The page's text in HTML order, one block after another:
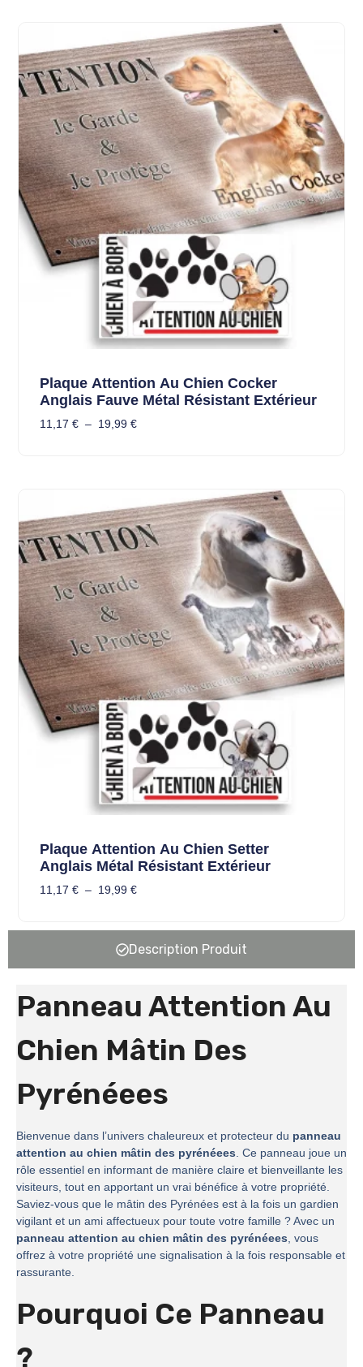
Plaque Attention Au Chien Cocker
Anglais Fauve Métal Résistant Extérieur
11,17 € – 19,99 €
Plaque Attention Au Chien Setter
Anglais Métal Résistant Extérieur
11,17 € – 19,99 €
Description Produit
Panneau Attention Au
Chien Mâtin Des
Pyrénéees
Bienvenue dans l’univers chaleureux et protecteur du panneau
attention au chien mâtin des pyrénéees. Ce panneau joue un
rôle essentiel en informant de manière claire et bienveillante les
visiteurs, tout en apportant un vrai bénéfice à votre propriété.
Saviez-vous que le mâtin des Pyrénées est à la fois un gardien
vigilant et un ami affectueux pour toute votre famille ? Avec un
panneau attention au chien mâtin des pyrénéees, vous
offrez à votre propriété une signalisation à la fois responsable et
rassurante.
Pourquoi Ce Panneau
?